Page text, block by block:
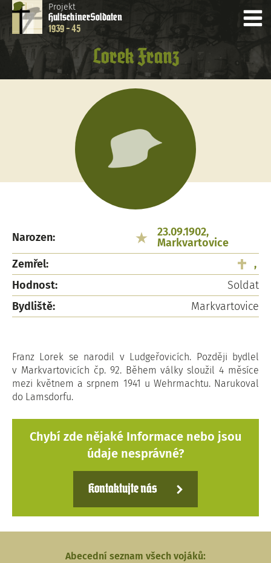
Projekt
HultschinerSoldaten
1939 - 45
Lorek Franz
Narozen:
23.09.1902,
Markvartovice
Zemřel:
,
Hodnost:
Soldat
Bydliště:
Markvartovice
Franz Lorek se narodil v Ludgeřovicích. Později bydlel
v Markvartovicích čp. 92. Během války sloužil 4 měsíce
mezi květnem a srpnem 1941 u Wehrmachtu. Narukoval
do Lamsdorfu.
Chybí zde nějaké Informace nebo jsou
údaje nesprávné?
Kontaktujte nás
Abecední seznam všech vojáků: